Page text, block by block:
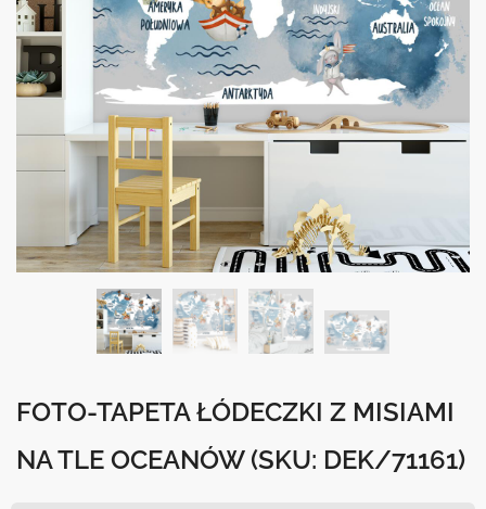
FOTO-TAPETA ŁÓDECZKI Z MISIAMI
NA TLE OCEANÓW (SKU: DEK/71161)